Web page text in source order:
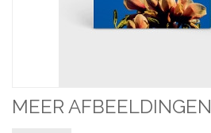
MEER AFBEELDINGEN